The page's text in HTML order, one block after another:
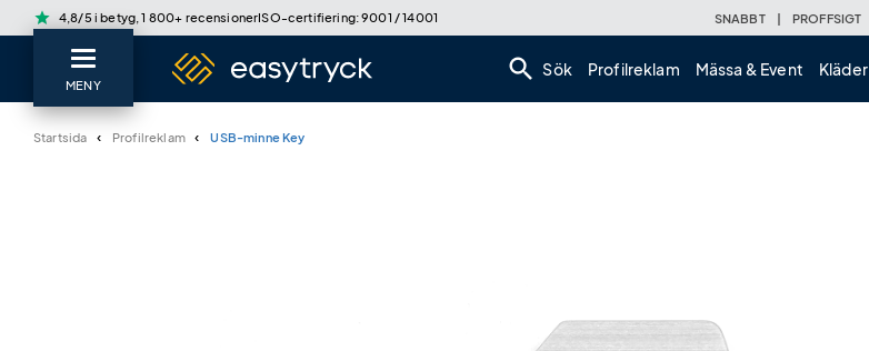
star 4,8/5 i betyg, 1 800+ recensionerISO-certifiering: 9001 / 14001 SNABBT | PROFFSIGT
search Sök Profilreklam Mässa & Event Kläder
MENY
Startsida Profilreklam USB-minne Key